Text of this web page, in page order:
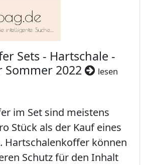
Sets - Hartschale -
Sommer 2022
lesen
im Set sind meistens
Stück als der Kauf eines
Hartschalenkoffer können
Schutz für den Inhalt